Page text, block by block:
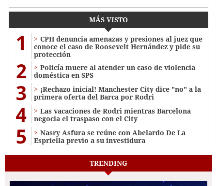
MÁS VISTO
1
CPH denuncia amenazas y presiones al juez que
conoce el caso de Roosevelt Hernández y pide su
protección
2
Policía muere al atender un caso de violencia
doméstica en SPS
3
¡Rechazo inicial! Manchester City dice "no" a la
primera oferta del Barca por Rodri
4
Las vacaciones de Rodri mientras Barcelona
negocia el traspaso con el City
5
Nasry Asfura se reúne con Abelardo De La
Espriella previo a su investidura
TRENDING